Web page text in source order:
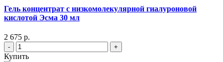
Гель концентрат с низкомолекулярной гиалуроновой
кислотой Эсма 30 мл
2 675 р.
- +
Купить